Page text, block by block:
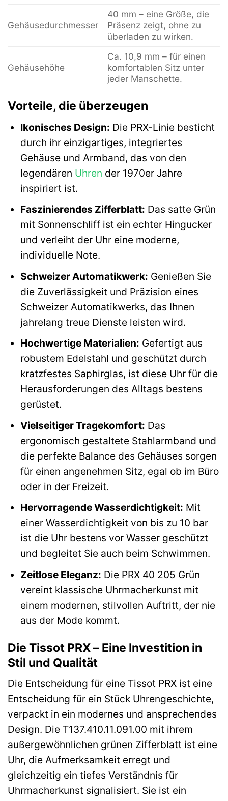
Gehäusedurchmesser
40 mm – eine Größe, die
Präsenz zeigt, ohne zu
überladen zu wirken.
Gehäusehöhe
Ca. 10,9 mm – für einen
komfortablen Sitz unter
jeder Manschette.
Vorteile, die überzeugen
Ikonisches Design: Die PRX-Linie besticht
durch ihr einzigartiges, integriertes
Gehäuse und Armband, das von den
legendären Uhren der 1970er Jahre
inspiriert ist.
Faszinierendes Zifferblatt: Das satte Grün
mit Sonnenschliff ist ein echter Hingucker
und verleiht der Uhr eine moderne,
individuelle Note.
Schweizer Automatikwerk: Genießen Sie
die Zuverlässigkeit und Präzision eines
Schweizer Automatikwerks, das Ihnen
jahrelang treue Dienste leisten wird.
Hochwertige Materialien: Gefertigt aus
robustem Edelstahl und geschützt durch
kratzfestes Saphirglas, ist diese Uhr für die
Herausforderungen des Alltags bestens
gerüstet.
Vielseitiger Tragekomfort: Das
ergonomisch gestaltete Stahlarmband und
die perfekte Balance des Gehäuses sorgen
für einen angenehmen Sitz, egal ob im Büro
oder in der Freizeit.
Hervorragende Wasserdichtigkeit: Mit
einer Wasserdichtigkeit von bis zu 10 bar
ist die Uhr bestens vor Wasser geschützt
und begleitet Sie auch beim Schwimmen.
Zeitlose Eleganz: Die PRX 40 205 Grün
vereint klassische Uhrmacherkunst mit
einem modernen, stilvollen Auftritt, der nie
aus der Mode kommt.
Die Tissot PRX – Eine Investition in
Stil und Qualität
Die Entscheidung für eine Tissot PRX ist eine
Entscheidung für ein Stück Uhrengeschichte,
verpackt in ein modernes und ansprechendes
Design. Die T137.410.11.091.00 mit ihrem
außergewöhnlichen grünen Zifferblatt ist eine
Uhr, die Aufmerksamkeit erregt und
gleichzeitig ein tiefes Verständnis für
Uhrmacherkunst signalisiert. Sie ist ein